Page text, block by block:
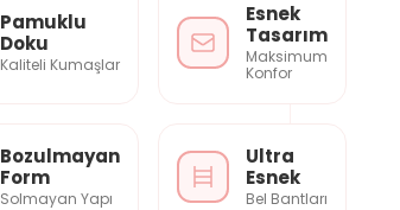
Pamuklu
Doku
Kaliteli Kumaşlar
Esnek
Tasarım
Maksimum
Konfor
Bozulmayan
Form
Solmayan Yapı
Ultra
Esnek
Bel Bantları